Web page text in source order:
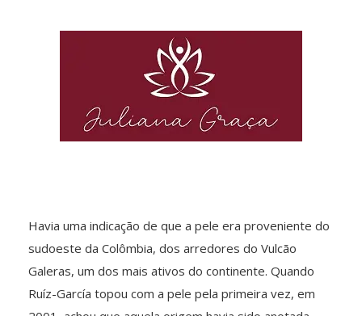
Havia uma indicação de que a pele era proveniente do
sudoeste da Colômbia, dos arredores do Vulcão
Galeras, um dos mais ativos do continente. Quando
Ruíz-García topou com a pele pela primeira vez, em